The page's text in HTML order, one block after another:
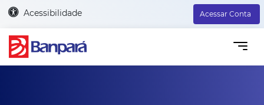
Acessibilidade Acessar Conta